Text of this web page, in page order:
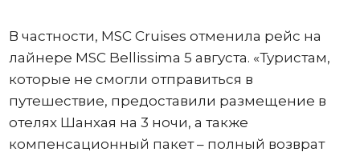
В частности, MSC Cruises отменила рейс на
лайнере MSC Bellissima 5 августа. «Туристам,
которые не смогли отправиться в
путешествие, предоставили размещение в
отелях Шанхая на 3 ночи, а также
компенсационный пакет – полный возврат